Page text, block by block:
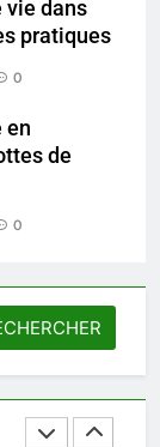
vie dans
pratiques
0
en
de
0
: où
?
qui